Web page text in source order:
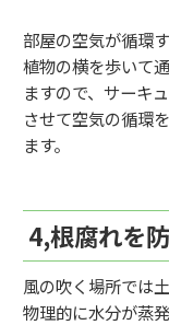
部屋の空気が循環
植物の横を歩いて
ますので、サーキ
させて空気の循環
ます。
4,根腐れを
風の吹く場所では
物理的に水分が蒸